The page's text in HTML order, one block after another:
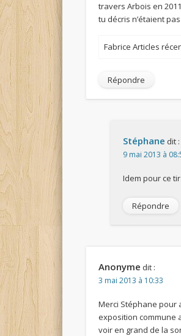
travers Arbois en
tu décris n’étaient
Fabrice Articles
Répondre
Stéphane dit :
9 mai 2013 à
Idem pour ce
Répondre
Anonyme dit :
3 mai 2013 à 10:33
Merci Stéphane pour
exposition commune
voir en grand de la